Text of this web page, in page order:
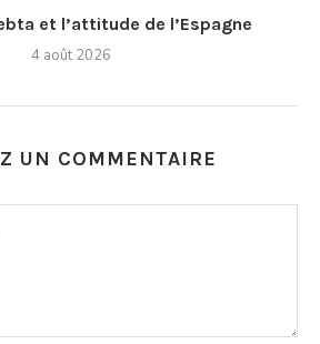
et l’attitude de l’Espagne
4 août 2026
UN COMMENTAIRE